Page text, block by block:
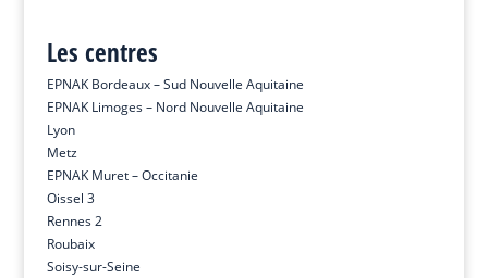
Les centres
EPNAK Bordeaux – Sud Nouvelle Aquitaine
EPNAK Limoges – Nord Nouvelle Aquitaine
Lyon
Metz
EPNAK Muret – Occitanie
Oissel 3
Rennes 2
Roubaix
Soisy-sur-Seine